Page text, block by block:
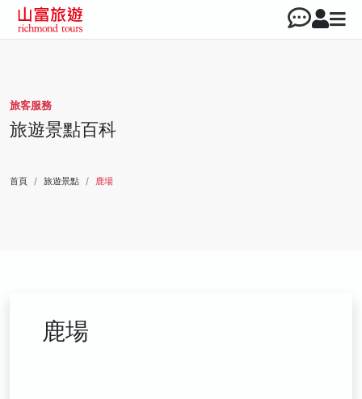
旅客服務
旅遊景點百科
首頁 旅遊景點 鹿場
鹿場